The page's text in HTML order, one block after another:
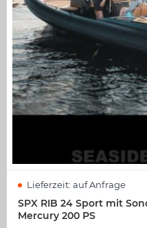
Lieferzeit: auf Anfrage
SPX RIB 24 Sport mit
Mercury 200 PS